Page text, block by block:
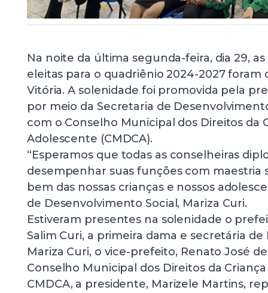
Na noite da última segunda-feira, dia 29,
eleitas para o quadriênio 2024-2027 foram
Vitória. A solenidade foi promovida pela
por meio da Secretaria de
com o Conselho Municipal dos Direitos da
Adolescente (CMDCA).
“Esperamos que todas as conselheiras
desempenhar suas funções com maestria
bem das nossas crianças e nossos
de Desenvolvimento Social, Mariza Curi.
Estiveram presentes na solenidade o
Salim Curi, a primeira dama e secretária
Mariza Curi, o vice-prefeito, Renato José
Conselho Municipal dos Direitos da
CMDCA, a presidente, Marizele Martins,